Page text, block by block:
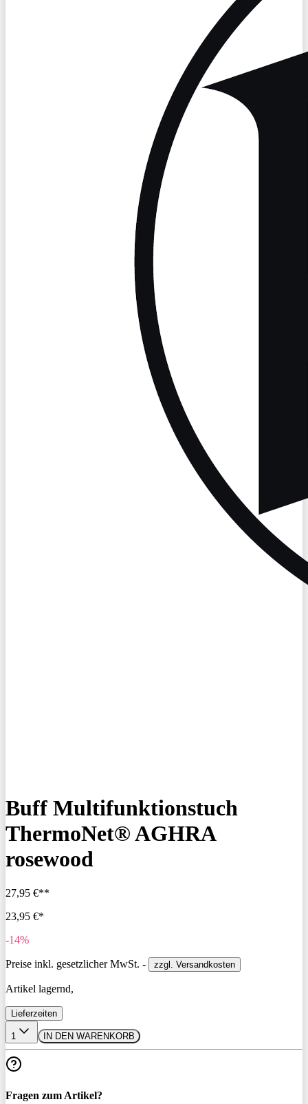
Buff Multifunktionstuch
ThermoNet® AGHRA
rosewood
27,95 €**
23,95 €*
-14%
Preise inkl. gesetzlicher MwSt. - zzgl. Versandkosten
Artikel lagernd,
Lieferzeiten
1 IN DEN WARENKORB
Fragen zum Artikel?